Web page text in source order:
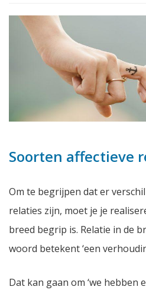
Soorten affectieve
Om te begrijpen dat er
relaties zijn, moet je je
breed begrip is. Relatie in de
woord betekent ‘een
Dat kan gaan om ‘we hebben